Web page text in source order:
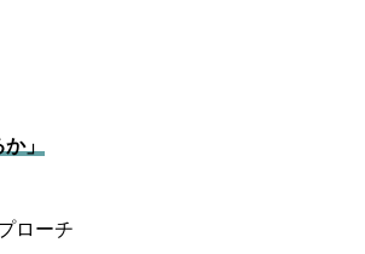
か」
ローチ